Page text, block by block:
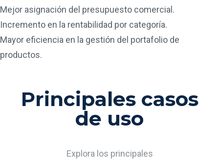
Mejor asignación del presupuesto comercial.
Incremento en la rentabilidad por categoría.
Mayor eficiencia en la gestión del portafolio de
productos.
Principales casos
de uso
Explora los principales